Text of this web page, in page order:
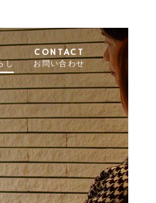
し
CONTACT
お問い合わせ